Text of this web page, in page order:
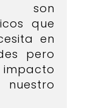
son
que
en
pero